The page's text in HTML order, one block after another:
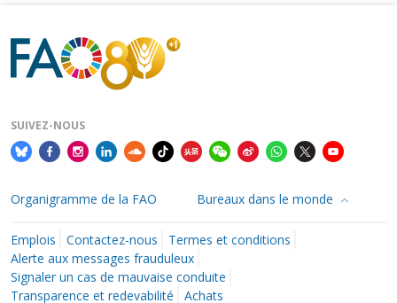
SUIVEZ-NOUS
Organigramme de la FAO Bureaux dans le monde
Emplois Contactez-nous
Termes et conditions
Alerte aux messages frauduleux
Signaler un cas de mauvaise conduite
Transparence et redevabilité
Achats